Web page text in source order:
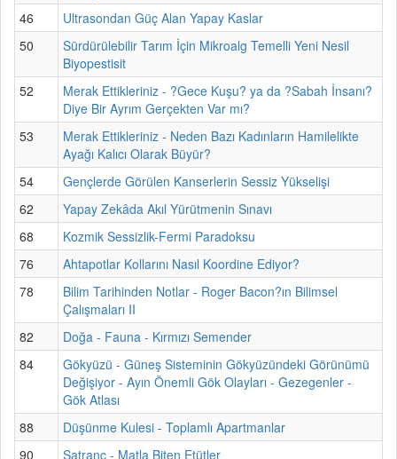
46
Ultrasondan Güç Alan Yapay Kaslar
50
Sürdürülebilir Tarım İçin Mikroalg Temelli Yeni Nesil
Biyopestisit
52
Merak Ettikleriniz - ?Gece Kuşu? ya da ?Sabah İnsanı?
Diye Bir Ayrım Gerçekten Var mı?
53
Merak Ettikleriniz - Neden Bazı Kadınların Hamilelikte
Ayağı Kalıcı Olarak Büyür?
54
Gençlerde Görülen Kanserlerin Sessiz Yükselişi
62
Yapay Zekâda Akıl Yürütmenin Sınavı
68
Kozmik Sessizlik-Fermi Paradoksu
76
Ahtapotlar Kollarını Nasıl Koordine Ediyor?
78
Bilim Tarihinden Notlar - Roger Bacon?ın Bilimsel
Çalışmaları II
82
Doğa - Fauna - Kırmızı Semender
84
Gökyüzü - Güneş Sisteminin Gökyüzündeki Görünümü
Değişiyor - Ayın Önemli Gök Olayları - Gezegenler -
Gök Atlası
88
Düşünme Kulesi - Toplamlı Apartmanlar
90
Satranç - Matla Biten Etütler